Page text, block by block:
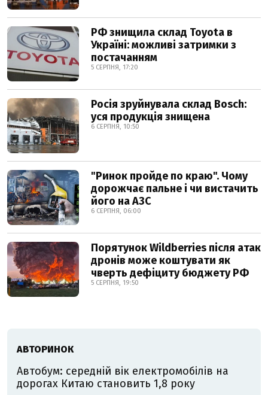
РФ знищила склад Toyota в
Україні: можливі затримки з
постачанням
5 СЕРПНЯ, 17:20
Росія зруйнувала склад Bosch:
уся продукція знищена
6 СЕРПНЯ, 10:50
"Ринок пройде по краю". Чому
дорожчає пальне і чи вистачить
його на АЗС
6 СЕРПНЯ, 06:00
Порятунок Wildberries після атак
дронів може коштувати як
чверть дефіциту бюджету РФ
5 СЕРПНЯ, 19:50
АВТОРИНОК
Автобум: середній вік електромобілів на
дорогах Китаю становить 1,8 року